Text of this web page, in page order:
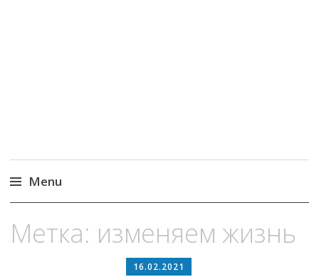
Menu
to
Метка: изменяем жизнь
16.02.2021